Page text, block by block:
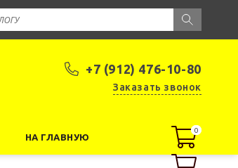
+7 (912) 476-10-80
Заказать звонок
НА ГЛАВНУЮ
0
0